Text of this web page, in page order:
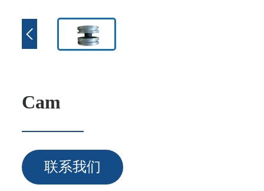
Cam
联系我们